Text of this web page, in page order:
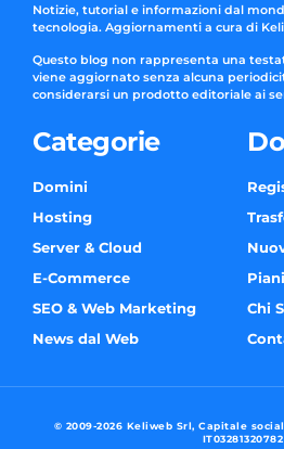
Notizie, tutorial e informazioni dal
tecnologia. Aggiornamenti a cura di
Questo blog non rappresenta una
viene aggiornato senza alcuna
considerarsi un prodotto editoriale ai
Categorie
Domini
Hosting
Server & Cloud
E-Commerce
SEO & Web Marketing
News dal Web
Chi
© 2009-2026 Keliweb Srl, Capitale
IT03281320782